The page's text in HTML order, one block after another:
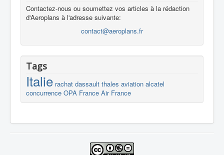
Contactez-nous ou soumettez vos articles à la rédaction
d'Aeroplans à l'adresse suivante:
contact@aeroplans.fr
Tags
Italie rachat dassault thales aviation alcatel
concurrence OPA France Air France